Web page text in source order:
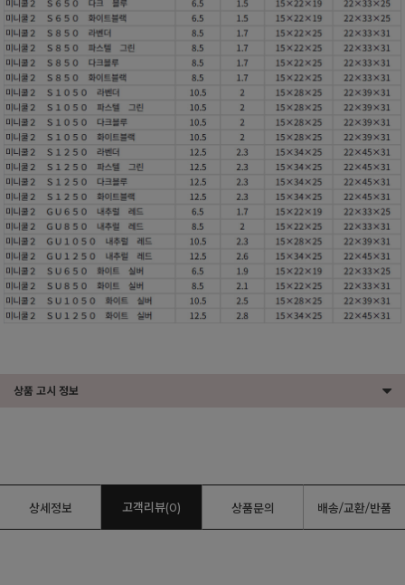
상품 고시 정보
상세정보 고객리뷰(0) 상품문의 배송/교환/반품